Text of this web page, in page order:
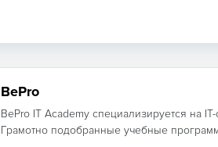
BePro
BePro IT Academy специализируется на
Грамотно подобранные учебные